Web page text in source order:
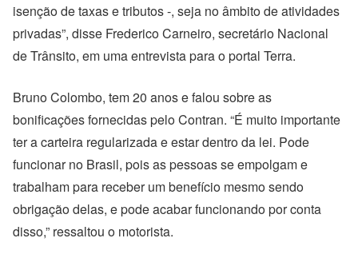
isenção de taxas e tributos -, seja no âmbito de atividades
privadas”, disse Frederico Carneiro, secretário Nacional
de Trânsito, em uma entrevista para o portal Terra.
Bruno Colombo, tem 20 anos e falou sobre as
bonificações fornecidas pelo Contran. “É muito importante
ter a carteira regularizada e estar dentro da lei. Pode
funcionar no Brasil, pois as pessoas se empolgam e
trabalham para receber um benefício mesmo sendo
obrigação delas, e pode acabar funcionando por conta
disso,” ressaltou o motorista.